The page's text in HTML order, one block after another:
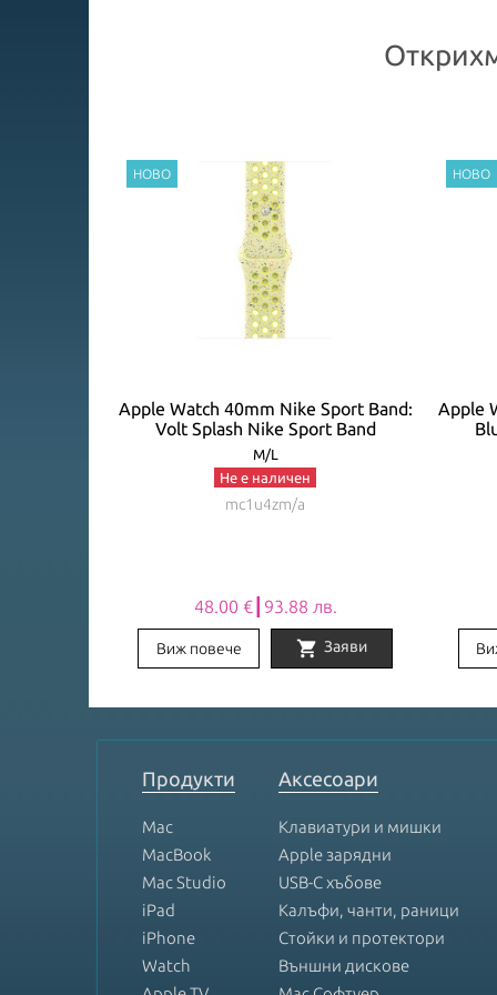
Apple Watch 40mm Nike Sport Band:
Volt Splash Nike Sport Band
M/L
Не е наличен
mc1u4zm/a
48.00 €┃93.88 лв.
Виж повече shopping_cart Заяви
Apple
1
Продукти
Mac
MacBook
Mac Studio
iPad
iPhone
Watch
Аксесоари
Клавиатури и мишки
Apple зарядни
USB-C хъбове
Калъфи, чанти, раници
Стойки и протектори
Външни дискове